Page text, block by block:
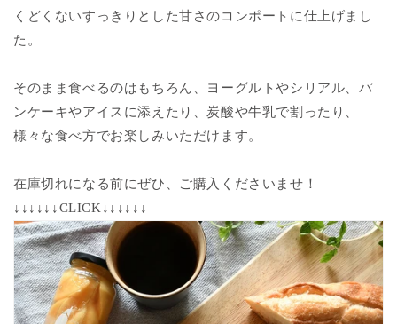
くどくないすっきりとした甘さのコンポートに仕上げまし
た。
そのまま食べるのはもちろん、ヨーグルトやシリアル、パ
ンケーキやアイスに添えたり、炭酸や牛乳で割ったり、
様々な食べ方でお楽しみいただけます。
在庫切れになる前にぜひ、ご購入くださいませ！
↓↓ ↓↓ ↓↓CLICK ↓↓ ↓↓ ↓↓